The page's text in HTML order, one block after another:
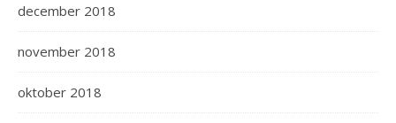
december 2018
november 2018
oktober 2018